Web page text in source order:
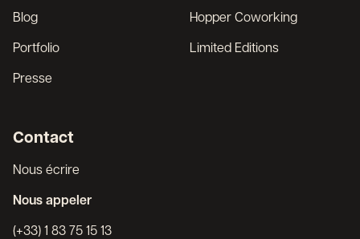
Blog
Portfolio
Presse
Hopper Coworking
Limited Editions
Contact
Nous écrire
Nous appeler
(+33) 1 83 75 15 13